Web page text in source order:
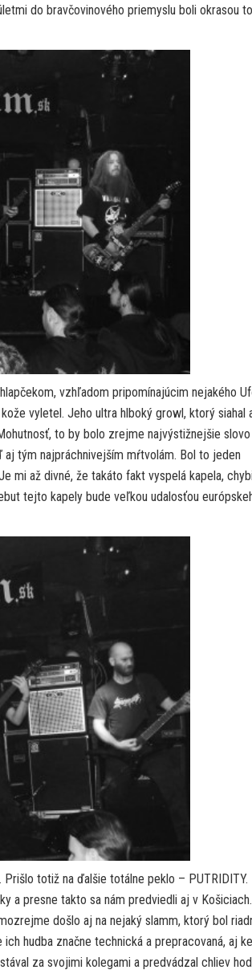
do bravčovinového priemyslu boli okrasou
vzhľadom pripomínajúcim nejakého
vyletel. Jeho ultra hlboký growl, ktorý siahal
to by bolo zrejme najvýstižnejšie
tým najpráchnivejším mŕtvolám. Bol to jeden
mi až divné, že takáto fakt vyspelá kapela,
tejto kapely bude veľkou udalosťou
totiž na ďalšie totálne peklo – PUTRIDITY.
a presne takto sa nám predviedli aj v
došlo aj na nejaký slamm, ktorý bol
hudba značne technická a prepracovaná, aj
za svojimi kolegami a predvádzal chliev